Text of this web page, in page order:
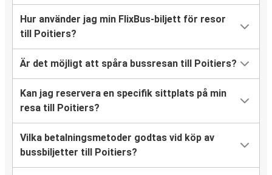
Hur använder jag min FlixBus-biljett för resor
till Poitiers?
Är det möjligt att spåra bussresan till Poitiers?
Kan jag reservera en specifik sittplats på min
resa till Poitiers?
Vilka betalningsmetoder godtas vid köp av
bussbiljetter till Poitiers?